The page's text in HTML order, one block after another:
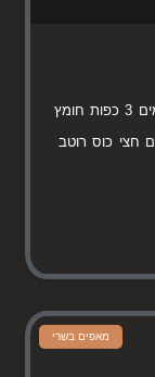
חומרים: חב' כנפיים נקיות כוס סוכר 3 כפות מים 3 כפות חומץ
חצי כוס רוטב
מאפים בשרי